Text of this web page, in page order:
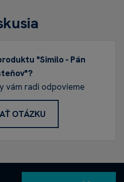
"Similo - Pán
vám radi odpovieme
OTÁZKU